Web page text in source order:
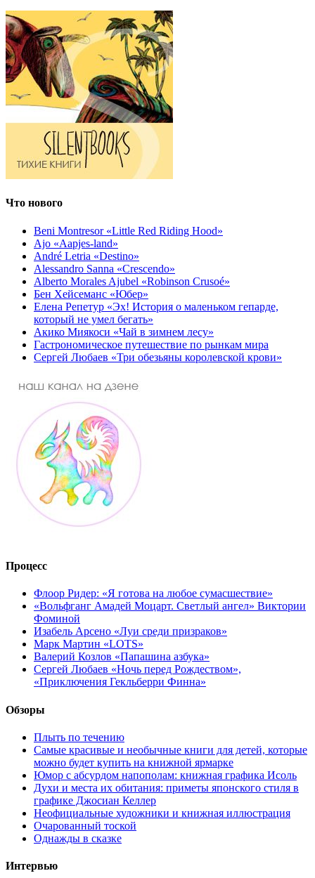
Что нового
Beni Montresor «Little Red Riding Hood»
Ajo «Aapjes-land»
André Letria «Destino»
Alessandro Sanna «Crescendo»
Alberto Morales Ajubel «Robinson Crusoé»
Бен Хейсеманс «Юбер»
Елена Репетур «Эх! История о маленьком гепарде,
который не умел бегать»
Акико Миякоси «Чай в зимнем лесу»
Гастрономическое путешествие по рынкам мира
Сергей Любаев «Три обезьяны королевской крови»
Процесс
Флоор Ридер: «Я готова на любое сумасшествие»
«Вольфганг Амадей Моцарт. Светлый ангел» Виктории
Фоминой
Изабель Арсено «Луи среди призраков»
Марк Мартин «LOTS»
Валерий Козлов «Папашина азбука»
Сергей Любаев «Ночь перед Рождеством»,
«Приключения Гекльберри Финна»
Обзоры
Плыть по течению
Самые красивые и необычные книги для детей, которые
можно будет купить на книжной ярмарке
Юмор с абсурдом напополам: книжная графика Исоль
Духи и места их обитания: приметы японского стиля в
графике Джосиан Келлер
Неофициальные художники и книжная иллюстрация
Очарованный тоской
Однажды в сказке
Интервью